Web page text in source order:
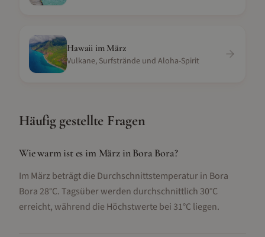
Hawaii im März
Vulkane, Surfstrände und Aloha-Spirit
Häufig gestellte Fragen
Wie warm ist es im März in Bora Bora?
Im März beträgt die Durchschnittstemperatur in Bora
Bora 28°C. Tagsüber werden durchschnittlich 30°C
erreicht, während die Höchstwerte bei 31°C liegen.